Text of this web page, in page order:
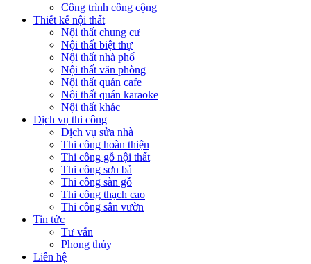
Công trình công cộng
Thiết kế nội thất
Nội thất chung cư
Nội thất biệt thự
Nội thất nhà phố
Nội thất văn phòng
Nội thất quán cafe
Nội thất quán karaoke
Nội thất khác
Dịch vụ thi công
Dịch vụ sửa nhà
Thi công hoàn thiện
Thi công gỗ nội thất
Thi công sơn bả
Thi công sàn gỗ
Thi công thạch cao
Thi công sân vườn
Tin tức
Tư vấn
Phong thủy
Liên hệ